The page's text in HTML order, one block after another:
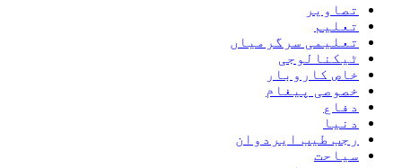
تصاویر
تعلیم
تعلیمی سرگرمیاں
ٹیکنالوجی
خاص کاروبار
خصوصی پیغام
دفاع
دنیا
رجب طیب ایردوان
سیاحت